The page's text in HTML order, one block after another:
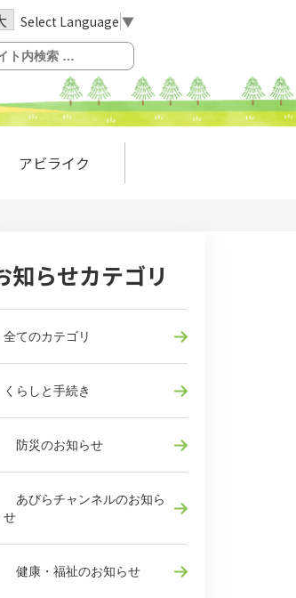
Select Language ▼
アビライク
知らせカテゴリ
全てのカテゴリ
くらしと手続き
防災のお知らせ
あびらチャンネルのお知ら
せ
健康・福祉のお知らせ